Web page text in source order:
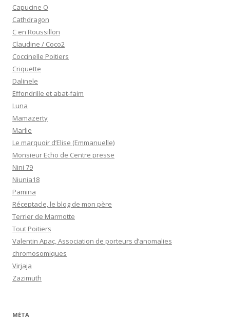
Capucine O
Cathdragon
C en Roussillon
Claudine / Coco2
Coccinelle Poitiers
Criquette
Dalinele
Effondrille et abat-faim
Luna
Mamazerty
Marlie
Le marquoir d’Elise (Emmanuelle)
Monsieur Echo de Centre presse
Nini 79
Niunia18
Pamina
Réceptacle, le blog de mon père
Terrier de Marmotte
Tout Poitiers
Valentin Apac, Association de porteurs d’anomalies
chromosomiques
Virjaja
Zazimuth
MÉTA